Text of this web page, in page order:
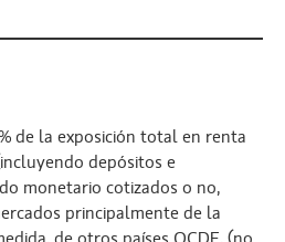
de la exposición total en renta
depósitos e
monetario cotizados o no,
principalmente de la